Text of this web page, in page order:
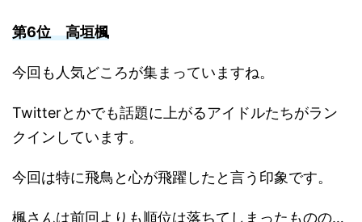
第6位 高垣楓
今回も人気どころが集まっていますね。
Twitterとかでも話題に上がるアイドルたちがラン
クインしています。
今回は特に飛鳥と心が飛躍したと言う印象です。
楓さんは前回よりも順位は落ちてしまったものの…